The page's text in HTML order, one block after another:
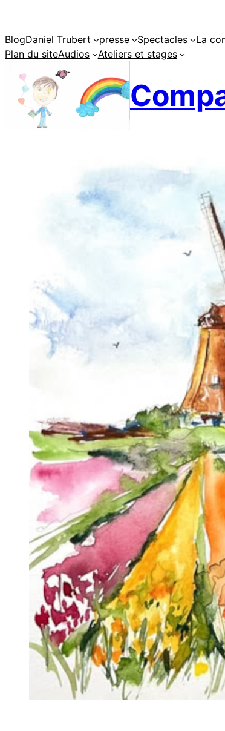
contenu
BlogDaniel Trubert presse Spectacles La
Plan du siteAudios Ateliers et stages